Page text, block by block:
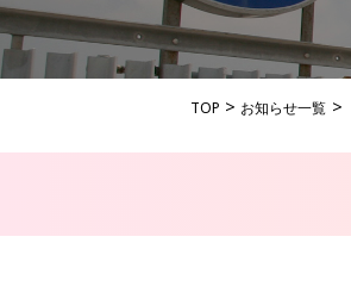
TOP お知らせ一覧